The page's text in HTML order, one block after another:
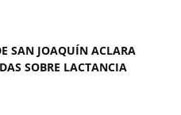
SAN JOAQUÍN ACLARA
SOBRE LACTANCIA